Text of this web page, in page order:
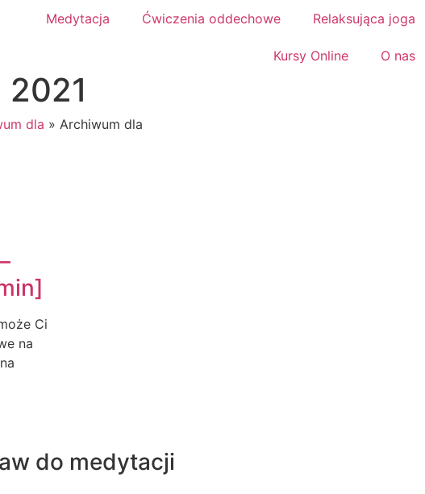
Medytacja Ćwiczenia oddechowe Relaksująca joga
Kursy Online O nas
dla » Archiwum dla
Ci
na
do medytacji